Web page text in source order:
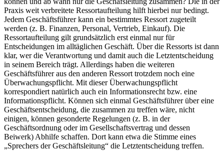
Praxis weit verbreitete Ressortaufteilung hilft hierbei nur bedingt.
Jedem Geschäftsführer kann ein bestimmtes Ressort zugeteilt
werden (z. B. Finanzen, Personal, Vertrieb, Einkauf). Die
Ressortaufteilung gilt grundsätzlich erst einmal nur für
Entscheidungen im alltäglichen Geschäft. Über die Ressorts ist dann
klar, wer die Verantwortung und damit auch die Letztentscheidung
in seinem Bereich trägt. Allerdings haben die weiteren
Geschäftsführer aus den anderen Ressort trotzdem noch eine
Überwachungspflicht. Mit dieser Überwachungspflicht
korrespondiert natürlich auch ein Informationsrecht bzw. eine
Informationspflicht. Können sich einmal Geschäftsführer über eine
Geschäftsentscheidung, die zusammen zu treffen wäre, nicht
einigen, können gesonderte Regelungen (z. B. in der
Geschäftsordnung oder im Gesellschaftsvertrag und dessen
Beiwerk) Abhilfe schaffen. Dort kann etwa die Stimme eines
„Sprechers der Geschäftsleitung“ die Letztentscheidung treffen.